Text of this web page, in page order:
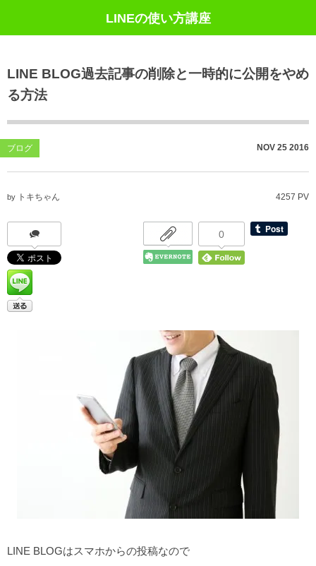
LINEの使い方講座
LINE BLOG過去記事の削除と一時的に公開をやめ
る方法
ブログ NOV 25 2016
by トキちゃん 4257 PV
0
LINE BLOGはスマホからの投稿なので